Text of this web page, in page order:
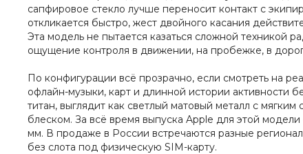
сапфировое стекло лучше переносит контакт с
откликается быстро, жест двойного касания
Эта модель не пытается казаться сложной техникой
ощущение контроля в движении, на пробежке, в
По конфигурации всё прозрачно, если смотреть на
офлайн-музыки, карт и длинной истории активности
титан, выглядит как светлый матовый металл с
блеском. За всё время выпуска Apple для этой
мм. В продаже в России встречаются разные
без слота под физическую SIM-карту.